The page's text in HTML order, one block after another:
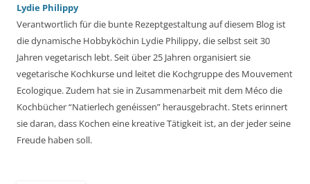
Lydie Philippy
Verantwortlich für die bunte Rezeptgestaltung auf diesem Blog ist
die dynamische Hobbyköchin Lydie Philippy, die selbst seit 30
Jahren vegetarisch lebt. Seit über 25 Jahren organisiert sie
vegetarische Kochkurse und leitet die Kochgruppe des Mouvement
Ecologique. Zudem hat sie in Zusammenarbeit mit dem Méco die
Kochbücher “Natierlech genéissen” herausgebracht. Stets erinnert
sie daran, dass Kochen eine kreative Tätigkeit ist, an der jeder seine
Freude haben soll.